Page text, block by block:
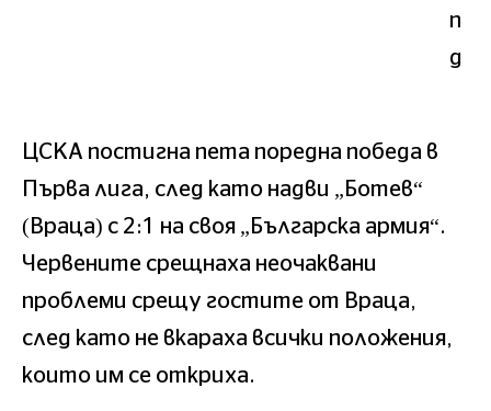
ЦСКА постигна пета поредна победа в
Първа лига, след като надви „Ботев“
(Враца) с 2:1 на своя „Българска армия“.
Червените срещнаха неочаквани
проблеми срещу гостите от Враца,
след като не вкараха всички положения,
които им се откриха.